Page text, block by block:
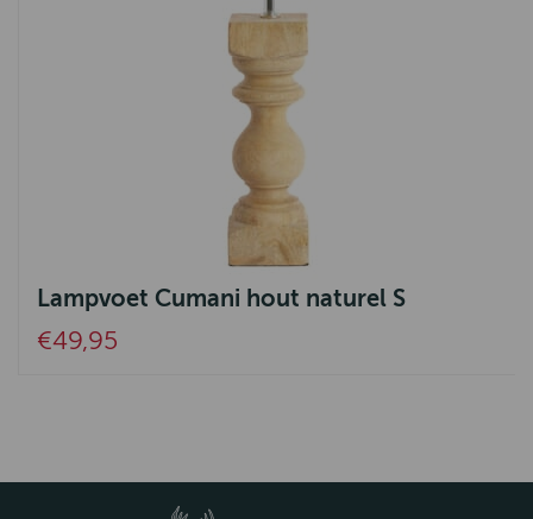
Lampvoet Cumani hout naturel S
€49,95